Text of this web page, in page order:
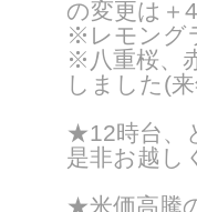
の変更は＋
※レモング
※八重桜、
しました(
★12時台、
是非お越し
★米価高騰